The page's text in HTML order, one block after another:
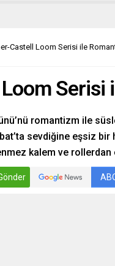
Castell Loom Serisi ile
Serisi
romantizm ile
sevdiğine eşsiz
kalem ve rollerdan